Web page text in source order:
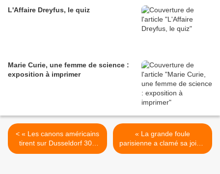
L'Affaire Dreyfus, le quiz
Marie Curie, une femme de science :
exposition à imprimer
< « Les canons américains
tirent sur Dusseldorf 300
wagons français », Paris-
« La grande foule
parisienne a clamé sa joie à
EISENHOWER vainqueur